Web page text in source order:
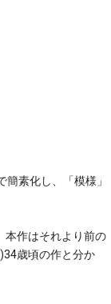
素化し、「模様」
本作はそれより前の
歳頃の作と分か